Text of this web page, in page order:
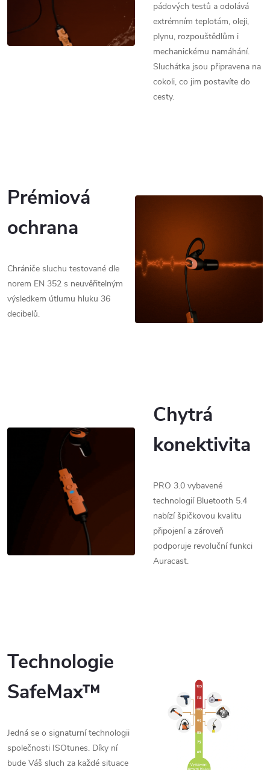
pádových testů a odolává
extrémním teplotám, oleji,
plynu, rozpouštědlům i
mechanickému namáhání.
Sluchátka jsou připravena na
cokoli, co jim postavíte do
cesty.
Prémiová
ochrana
Chrániče sluchu testované dle
norem EN 352 s neuvěřitelným
výsledkem útlumu hluku 36
decibelů.
Chytrá
konektivita
PRO 3.0 vybavené
technologií Bluetooth 5.4
nabízí špičkovou kvalitu
připojení a zároveň
podporuje revoluční funkci
Auracast.
Technologie
SafeMax™
Jedná se o signaturní technologii
společnosti ISOtunes. Díky ní
bude Váš sluch za každé situace